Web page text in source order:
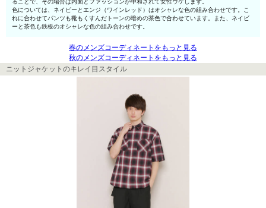
ることで、その場合は内面とファッションが中和されて女性ウケします。
色については、ネイビーとエンジ（ワインレッド）はオシャレな色の組み合わせです。こ
れに合わせてパンツも靴もくすんだトーンの暗めの茶色で合わせています。また、ネイビ
ーと茶色も鉄板のオシャレな色の組み合わせです。
春のメンズコーディネートをもっと見る
秋のメンズコーディネートをもっと見る
ニットジャケットのキレイ目スタイル